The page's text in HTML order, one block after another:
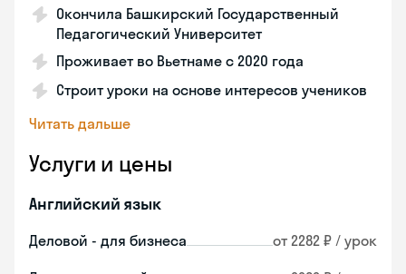
Окончила Башкирский Государственный
Педагогический Университет
Проживает во Вьетнаме с 2020 года
Строит уроки на основе интересов учеников
Читать дальше
Услуги и цены
Английский язык
Деловой - для бизнеса от 2282 ₽ / урок